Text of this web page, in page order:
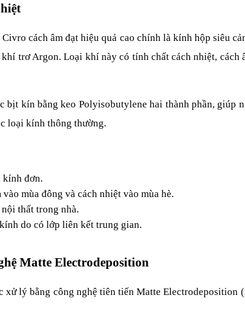
cách âm đạt hiệu quả cao chính là kính hộp siêu
trơ Argon. Loại khí này có tính chất cách nhiệt,
bịt kín bằng keo Polyisobutylene hai thành phần,
loại kính thông thường.
kính đơn.
mùa đông và cách nhiệt vào mùa hè.
thất trong nhà.
do có lớp liên kết trung gian.
Matte Electrodeposition
xử lý bằng công nghệ tiên tiến Matte